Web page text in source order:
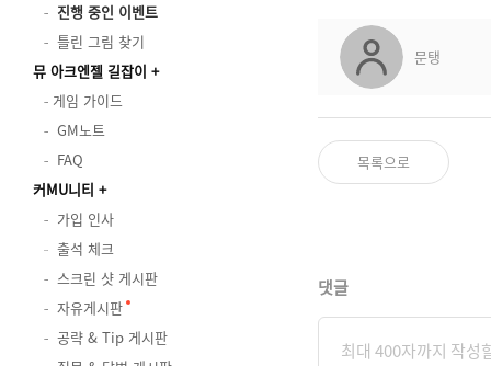
진행 중인 이벤트
틀린 그림 찾기
뮤 아크엔젤 길잡이
게임 가이드
GM노트
FAQ
커MU니티
가입 인사
출석 체크
스크린 샷 게시판
자유게시판
공략 & Tip 게시판
문탱
목록으로
댓글